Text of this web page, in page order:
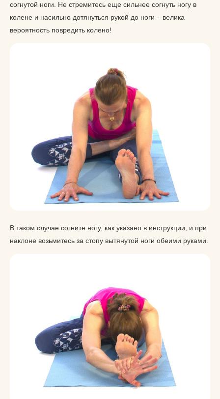
согнутой ноги. Не стремитесь еще сильнее согнуть ногу в
колене и насильно дотянуться рукой до ноги – велика
вероятность повредить колено!
В таком случае согните ногу, как указано в инструкции, и при
наклоне возьмитесь за стопу вытянутой ноги обеими руками.